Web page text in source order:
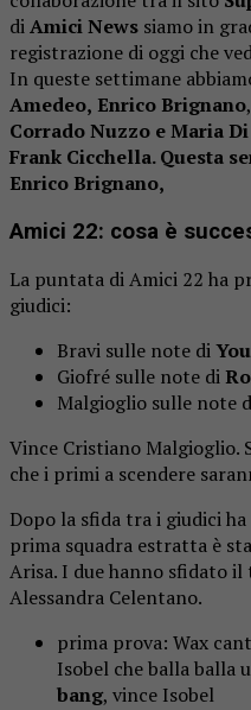
diAmici News siamo in
registrazione di oggi che
In queste settimane
Amedeo, Enrico Brignano
Corrado Nuzzo e Maria
Frank Cicchella. Questa
Enrico Brignano,
Amici 22: cosa è
La puntata di Amici 22 ha
giudici:
Bravi sulle note di
Giofré sulle note di
Malgioglio sulle note
Vince Cristiano Malgioglio.
che i primi a scendere
Dopo la sfida tra i giudici
prima squadra estratta è
Arisa. I due hanno sfidato il
Alessandra Celentano.
prima prova: Wax
Isobel che balla balla
bang, vince Isobel